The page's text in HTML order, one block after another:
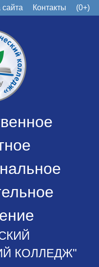
сайта Контакты (0+)
КОЛЛЕДЖ"